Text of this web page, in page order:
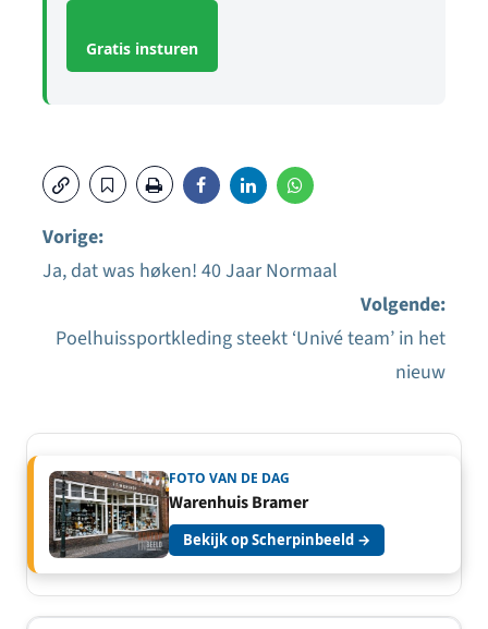
Gratis insturen
Bericht
navigatie
Vorige:
Ja, dat was høken! 40 Jaar Normaal
Volgende:
Poelhuissportkleding steekt ‘Univé team’ in het
nieuw
FOTO VAN DE DAG
Warenhuis Bramer
Bekijk op Scherpinbeeld →